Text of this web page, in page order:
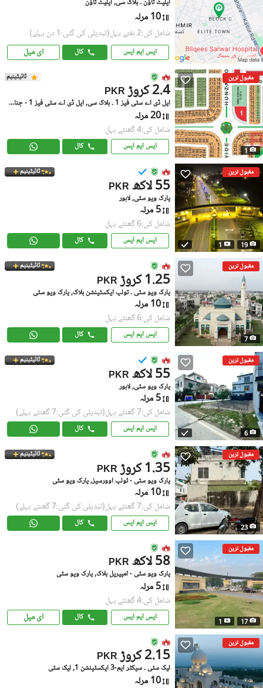
ایلیٹ ٹاؤن ۔ بلاک سی, ایلیٹ ٹاؤن
10 مرلہ
شامل کی:2 ہفتے پہل (تبدیلی کی گئی:1 دن پہلے)
ایس ایم ایس کال ای میل
مقبول ترین
1
ٹائیٹینیم
PKR 2.4 کروڑ
ایل ڈی اے سٹی فیز 1 ۔ بلاک سی, ایل ڈی اے سٹی فیز 1 - جناح سیکٹر
20 مرلہ
شامل کی:4 گھنٹے پہل
ایس ایم ایس کال
مقبول ترین
19
1
ٹائیٹینیم
PKR 55 لاکھ
پارک ویو سٹی, لاہور
5 مرلہ
شامل کی:6 گھنٹے پہل
ایس ایم ایس کال
مقبول ترین
7
ٹائیٹینیم
PKR 1.25 کروڑ
پارک ویو سٹی ۔ تولپ ایکسٹینشن بلاک, پارک ویو سٹی
10 مرلہ
شامل کی:6 گھنٹے پہل
ایس ایم ایس کال
مقبول ترین
6
ٹائیٹینیم
PKR 55 لاکھ
پارک ویو سٹی, لاہور
5 مرلہ
شامل کی:7 گھنٹے پہل (تبدیلی کی گئی:7 گھنٹے پہلے)
ایس ایم ایس کال
مقبول ترین
23
ٹائیٹینیم
PKR 1.35 کروڑ
پارک ویو سٹی - ٹولپ اوورسیز, پارک ویو سٹی
10 مرلہ
شامل کی:7 گھنٹے پہل (تبدیلی کی گئی:7 گھنٹے پہلے)
ایس ایم ایس کال
مقبول ترین
17
1
PKR 58 لاکھ
پارک ویو سٹی - امپیریل بلاک, پارک ویو سٹی
5 مرلہ
شامل کی:4 گھنٹے پہل
ایس ایم ایس کال ای میل
مقبول ترین
PKR 2.15 کروڑ
لیک سٹی ۔ سیکٹر ایم-3 ایکسٹینشن 1, لیک سٹی
10 مرلہ